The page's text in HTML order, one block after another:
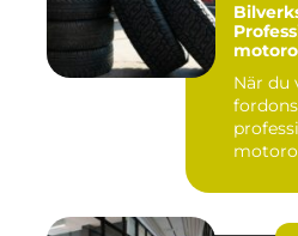
När du